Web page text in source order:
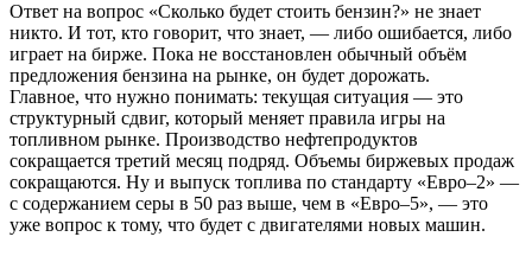
Ответ на вопрос «Сколько будет стоить бензин?» не знает
никто. И тот, кто говорит, что знает, — либо ошибается, либо
играет на бирже. Пока не восстановлен обычный объём
предложения бензина на рынке, он будет дорожать.
Главное, что нужно понимать: текущая ситуация — это
структурный сдвиг, который меняет правила игры на
топливном рынке. Производство нефтепродуктов
сокращается третий месяц подряд. Объемы биржевых продаж
сокращаются. Ну и выпуск топлива по стандарту «Евро–2» —
с содержанием серы в 50 раз выше, чем в «Евро–5», — это
уже вопрос к тому, что будет с двигателями новых машин.